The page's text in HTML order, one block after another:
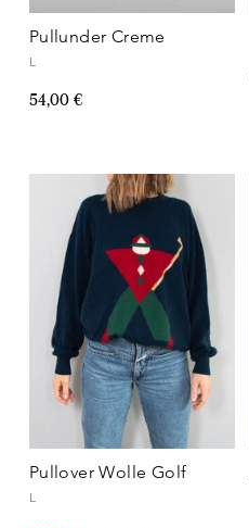
Pullunder Creme
L
54,00 €
Pullover Wolle Golf
L